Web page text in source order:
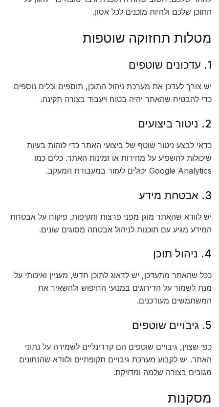
התוכן שלכם ולהיות מוכנים לכל אסון.
מטלות תחזוקה שוטפות
1. עדכונים שוטפים
יש צורך לעדכן את מערכת ניהול התוכן, תוספים וכלים נוספים
כדי להבטיח שהאתר יהיה בטוח ויעבוד בצורה תקינה.
2. ניטור ביצועים
כדאי לבצע ניטור שוטף של ביצועי האתר כדי לזהות בעיות
שיכולות להשפיע על מהירות או זמינות האתר. כלים כמו
Google Analytics יכולים לעזור במעבודת המעקב.
3. אבטחת מידע
יש לוודא שהאתר מוגן מפני פרצות ותקיפות. פיקוח על אבטחת
המידע מגיע עם תוכנות לניהול אבטחה מסוגים שונים.
4. ניהול תוכן
ככל שהאתר מתעדכן, יש לדאוג לתוכן חדש, מעניין ואיכותי על
מנת לשמור על הדירוגים במנועי החיפוש ולהשאיר את
המשתמשים מעודכנים.
5. גיבויים שוטפים
כפי שצוין, גיבויים שוטפים הם קרדינליים לשמירה על נתוני
האתר. יש לקבוע מערכת גיבויים תקופתיים ולוודא שהנתונים
מגובים בצורה שלמה ומדויקת.
מסקנות